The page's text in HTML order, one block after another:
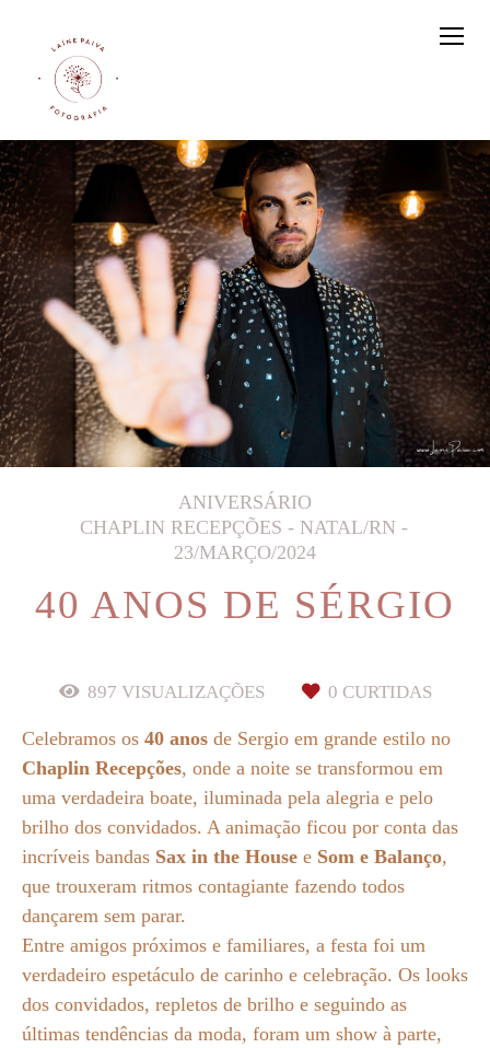
ANIVERSÁRIO
CHAPLIN RECEPÇÕES - NATAL/RN
23/MARÇO/2024
40 ANOS DE SÉRGIO
897 VISUALIZAÇÕES 0 CURTIDAS
Celebramos os 40 anos de Sergio em grande estilo no
Chaplin Recepções, onde a noite se transformou em
uma verdadeira boate, iluminada pela alegria e pelo
brilho dos convidados. A animação ficou por conta das
incríveis bandas Sax in the House e Som e Balanço,
que trouxeram ritmos contagiante fazendo todos
dançarem sem parar.
Entre amigos próximos e familiares, a festa foi um
verdadeiro espetáculo de carinho e celebração. Os looks
dos convidados, repletos de brilho e seguindo as
últimas tendências da moda, foram um show à parte,